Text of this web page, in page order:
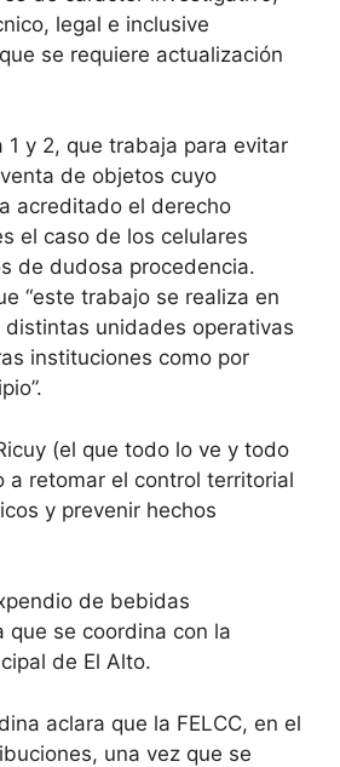
legal e inclusive
se requiere actualización
1 y 2, que trabaja para evitar
de objetos cuyo
acreditado el derecho
el caso de los celulares
de dudosa procedencia.
“este trabajo se realiza en
distintas unidades operativas
instituciones como por
(el que todo lo ve y todo
a retomar el control territorial
y prevenir hechos
de bebidas
que se coordina con la
de El Alto.
aclara que la FELCC, en el
una vez que se